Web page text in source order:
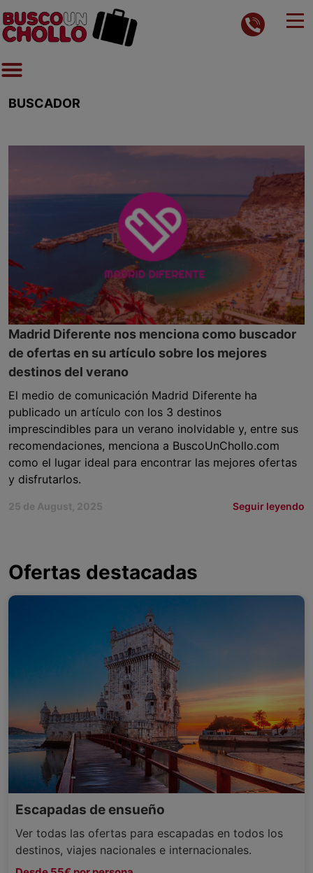
BUSCADOR
Madrid Diferente nos menciona como buscador
de ofertas en su artículo sobre los mejores
destinos del verano
El medio de comunicación Madrid Diferente ha
publicado un artículo con los 3 destinos
imprescindibles para un verano inolvidable y, entre sus
recomendaciones, menciona a BuscoUnChollo.com
como el lugar ideal para encontrar las mejores ofertas
y disfrutarlos.
25 de August, 2025 Seguir leyendo
Ofertas destacadas
Escapadas de ensueño
Ver todas las ofertas para escapadas en todos los
destinos, viajes nacionales e internacionales.